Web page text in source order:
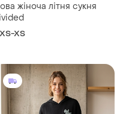
жіноча літня сукня
XS